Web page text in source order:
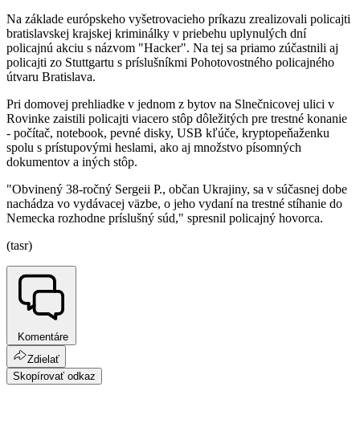
Na základe európskeho vyšetrovacieho príkazu zrealizovali policajti
bratislavskej krajskej kriminálky v priebehu uplynulých dní
policajnú akciu s názvom "Hacker". Na tej sa priamo zúčastnili aj
policajti zo Stuttgartu s príslušníkmi Pohotovostného policajného
útvaru Bratislava.
Pri domovej prehliadke v jednom z bytov na Slnečnicovej ulici v
Rovinke zaistili policajti viacero stôp dôležitých pre trestné konanie
- počítač, notebook, pevné disky, USB kľúče, kryptopeňaženku
spolu s prístupovými heslami, ako aj množstvo písomných
dokumentov a iných stôp.
"Obvinený 38-ročný Sergeii P., občan Ukrajiny, sa v súčasnej dobe
nachádza vo vydávacej väzbe, o jeho vydaní na trestné stíhanie do
Nemecka rozhodne príslušný súd," spresnil policajný hovorca.
(tasr)
Komentáre
Zdielať
Skopírovať odkaz